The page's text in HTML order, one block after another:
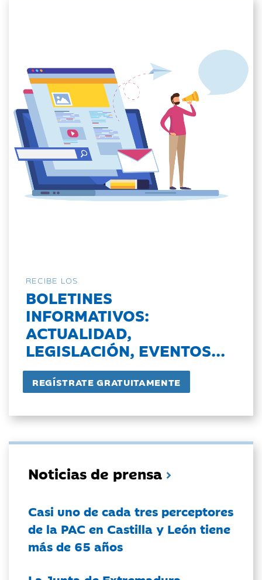
RECIBE LOS
BOLETINES
INFORMATIVOS:
ACTUALIDAD,
LEGISLACIÓN, EVENTOS...
Noticias de prensa
Casi uno de cada tres perceptores
de la PAC en Castilla y León tiene
más de 65 años